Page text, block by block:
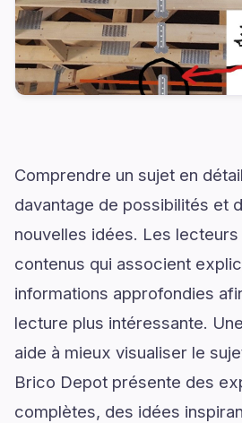
Comprendre un sujet en
davantage de possibilités et
nouvelles idées. Les
contenus qui associent
informations approfondies
lecture plus intéressante.
aide à mieux visualiser le
Brico Depot présente des
complètes, des idées